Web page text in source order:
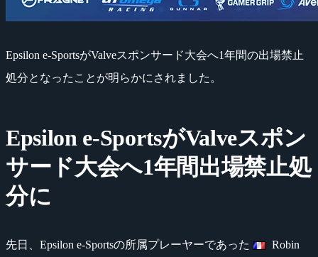
Epsilon e-SportsがValveスポンサード大会へ1年間の出場禁止
処分となったことが明らかにされました。
Epsilon e-SportsがValveスポン
サード大会へ1年間出場禁止処
分に
先日、Epsilon e-Sportsの所属プレーヤーであった
Robin